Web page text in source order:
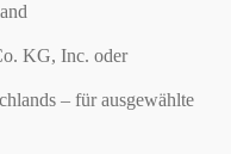
KG, Inc. oder
– für ausgewählte